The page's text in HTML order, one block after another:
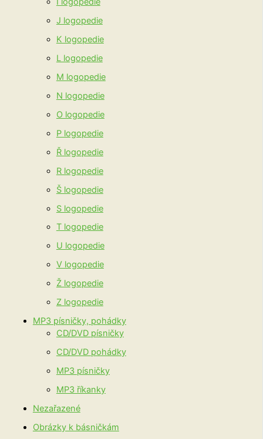
J logopedie
K logopedie
L logopedie
M logopedie
N logopedie
O logopedie
P logopedie
Ř logopedie
R logopedie
Š logopedie
S logopedie
T logopedie
U logopedie
V logopedie
Ž logopedie
Z logopedie
MP3 písničky, pohádky
CD/DVD písničky
CD/DVD pohádky
MP3 písničky
MP3 říkanky
Nezařazené
Obrázky k básničkám